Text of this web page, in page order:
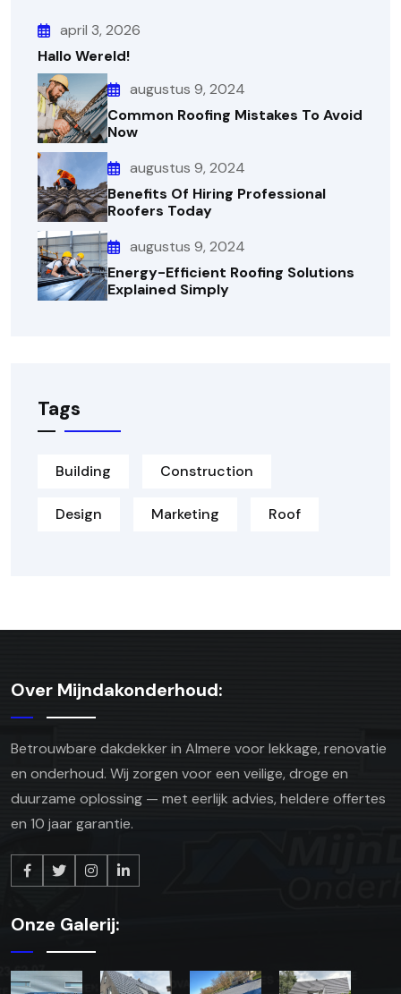
april 3, 2026
Hallo Wereld!
augustus 9, 2024
Common Roofing Mistakes To Avoid
Now
augustus 9, 2024
Benefits Of Hiring Professional
Roofers Today
augustus 9, 2024
Energy-Efficient Roofing Solutions
Explained Simply
Tags
Building Construction
Design Marketing Roof
Over Mijndakonderhoud:
Betrouwbare dakdekker in Almere voor lekkage, renovatie
en onderhoud. Wij zorgen voor een veilige, droge en
duurzame oplossing — met eerlijk advies, heldere offertes
en 10 jaar garantie.
Onze Galerij: